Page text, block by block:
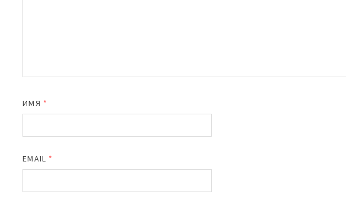
ИМЯ *
EMAIL *